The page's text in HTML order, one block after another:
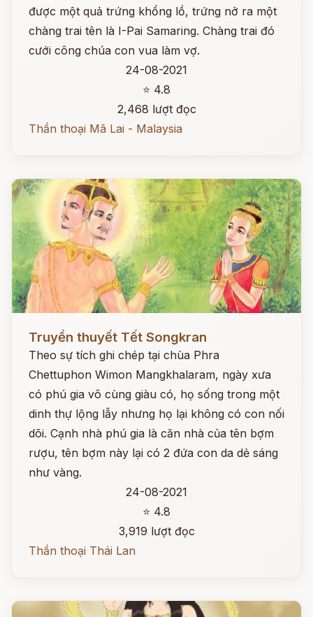
được một quả trứng khổng lồ, trứng nở ra một
chàng trai tên là I-Pai Samaring. Chàng trai đó
cưới công chúa con vua làm vợ.
24-08-2021
⭐ 4.8
2,468 lượt đọc
Thần thoại Mã Lai - Malaysia
Đọc ngay
Truyền thuyết Tết Songkran
Theo sự tích ghi chép tại chùa Phra
Chettuphon Wimon Mangkhalaram, ngày xưa
có phú gia vô cùng giàu có, họ sống trong một
dinh thự lộng lẫy nhưng họ lại không có con nối
dõi. Cạnh nhà phú gia là căn nhà của tên bợm
rượu, tên bợm này lại có 2 đứa con da dẻ sáng
như vàng.
24-08-2021
⭐ 4.8
3,919 lượt đọc
Thần thoại Thái Lan